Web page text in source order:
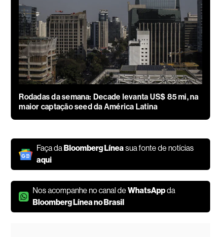
Rodadas da semana: Decade levanta US$ 85 mi, na
maior captação seed da América Latina
Faça da Bloomberg Líneasua fonte de notícias
aqui
Nos acompanhe no canal deWhatsAppda
Bloomberg Línea no Brasil